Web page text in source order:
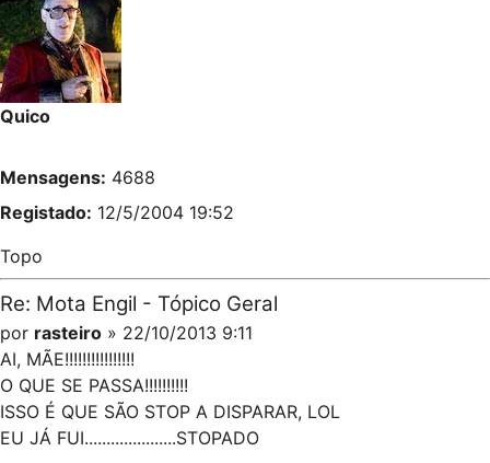
Quico
Mensagens: 4688
Registado: 12/5/2004 19:52
Topo
Re: Mota Engil - Tópico Geral
por rasteiro » 22/10/2013 9:11
AI, MÃE!!!!!!!!!!!!!!!!
O QUE SE PASSA!!!!!!!!!!
ISSO É QUE SÃO STOP A DISPARAR, LOL
EU JÁ FUI.....................STOPADO